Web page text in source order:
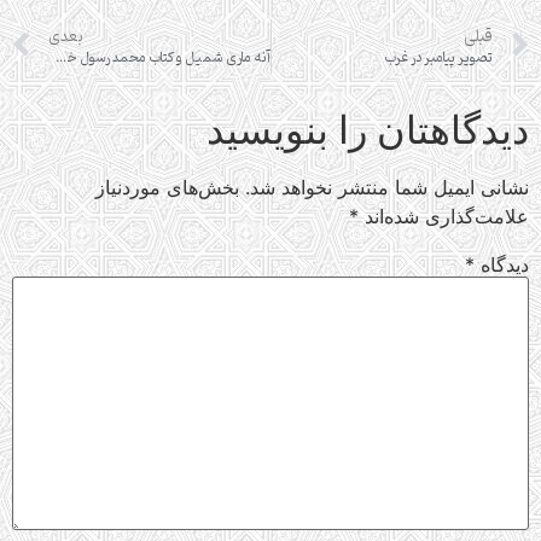
قبلی
تصویر پیامبر در غرب
بعدی
آنه ماری شمیل و کتاب محمد رسول خدا (صلی الله علیه و آله)
دیدگاهتان را بنویسید
نشانی ایمیل شما منتشر نخواهد شد. بخش‌های موردنیاز
علامت‌گذاری شده‌اند*
دیدگاه*